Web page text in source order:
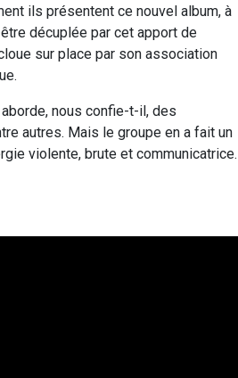
ils présentent ce nouvel album, à
décuplée par cet apport de
sur place par son association
nous confie-t-il, des
autres. Mais le groupe en a fait un
violente, brute et communicatrice.